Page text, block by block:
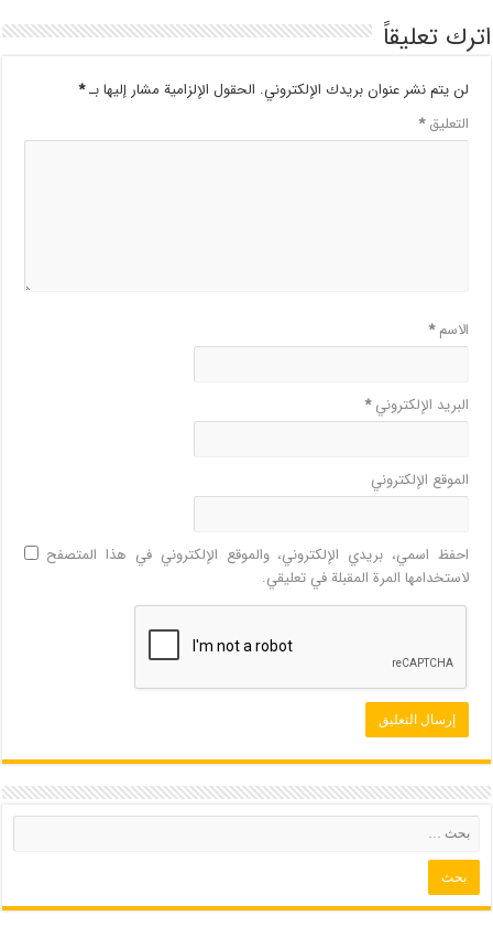
اترك تعليقاً
لن يتم نشر عنوان بريدك الإلكتروني. الحقول الإلزامية مشار إليها بـ*
التعليق*
الاسم*
البريد الإلكتروني*
الموقع الإلكتروني
احفظ اسمي، بريدي الإلكتروني، والموقع الإلكتروني في هذا المتصفح
لاستخدامها المرة المقبلة في تعليقي.